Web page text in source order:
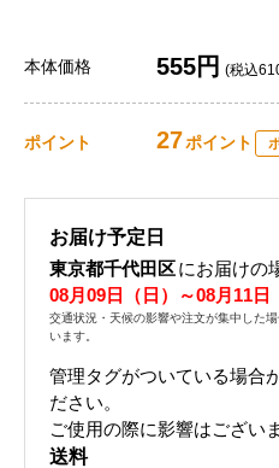
本体価格 555円 (税込
ポイント 27ポイント
お届け予定日
東京都千代田区にお届けの
08月09日（日）～08月11日
交通状況・天候の影響や注文が集中した
います。
管理タグがついている場合
ださい。
ご使用の際に影響はござい
送料